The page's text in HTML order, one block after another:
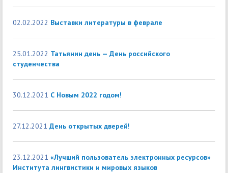
02.02.2022 Выставки литературы в феврале
25.01.2022 Татьянин день — День российского
студенчества
30.12.2021 С Новым 2022 годом!
27.12.2021 День открытых дверей!
23.12.2021 «Лучший пользователь электронных ресурсов»
Института лингвистики и мировых языков